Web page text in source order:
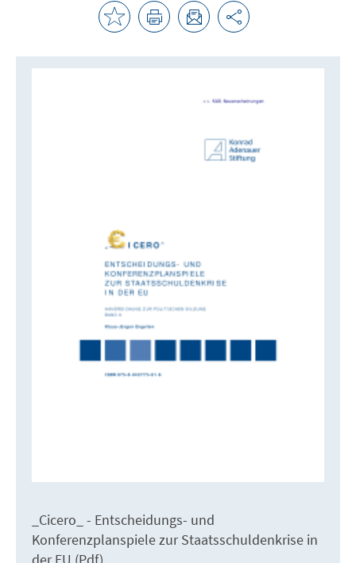
_Cicero_ - Entscheidungs- und
Konferenzplanspiele zur Staatsschuldenkrise in
der EU (Pdf)